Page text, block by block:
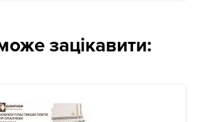
зацікавити: